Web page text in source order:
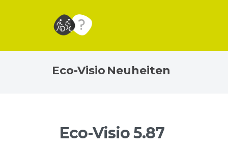
Eco-Visio Neuheiten
Eco-Visio 5.87